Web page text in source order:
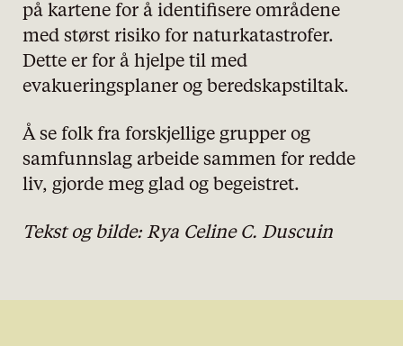
på kartene for å identifisere områdene
med størst risiko for naturkatastrofer.
Dette er for å hjelpe til med
evakueringsplaner og beredskapstiltak.
Å se folk fra forskjellige grupper og
samfunnslag arbeide sammen for redde
liv, gjorde meg glad og begeistret.
Tekst og bilde: Rya Celine C. Duscuin